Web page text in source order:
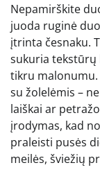
Nepamirškite
juoda ruginė
įtrinta česnaku.
sukuria tekstūrų
tikru
su žolelėmis –
laiškai ar
įrodymas, kad
praleisti pusės
meilės, šviežių